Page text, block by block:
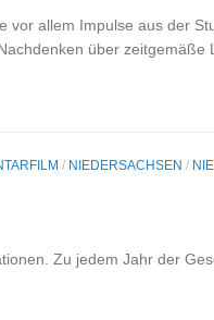
allem Impulse aus der
über zeitgemäße
/ NIEDERSACHSEN /
Zu jedem Jahr der